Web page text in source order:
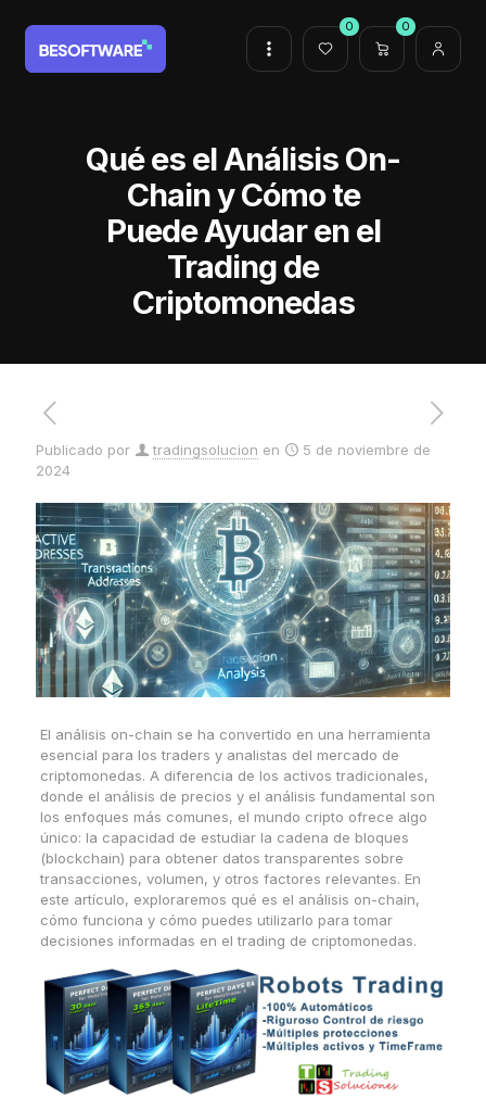
0 0
Qué es el Análisis On-
Chain y Cómo te
Puede Ayudar en el
Trading de
Criptomonedas
Publicado por tradingsolucion en
5 de noviembre de
2024
El análisis on-chain se ha convertido en una herramienta
esencial para los traders y analistas del mercado de
criptomonedas. A diferencia de los activos tradicionales,
donde el análisis de precios y el análisis fundamental son
los enfoques más comunes, el mundo cripto ofrece algo
único: la capacidad de estudiar la cadena de bloques
(blockchain) para obtener datos transparentes sobre
transacciones, volumen, y otros factores relevantes. En
este artículo, exploraremos qué es el análisis on-chain,
cómo funciona y cómo puedes utilizarlo para tomar
decisiones informadas en el trading de criptomonedas.